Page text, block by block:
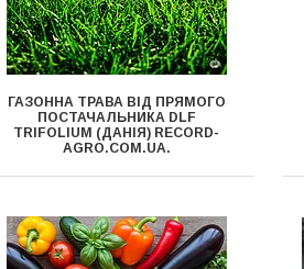
ГАЗОННА ТРАВА ВІД ПРЯМОГО
ПОСТАЧАЛЬНИКА DLF
TRIFOLIUM (ДАНІЯ) RECORD-
AGRO.COM.UA.